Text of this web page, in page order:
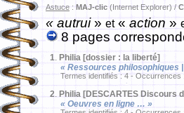
Astuce : MAJ-clic (Internet Explorer) /
« autrui» et« action »
8 pages
1. Philia [dossier : la liberté]
« Ressources philosophiques
Termes identifiés : 4 - Occurrences :
2. Philia [DESCARTES Discours
« Oeuvres en ligne … »